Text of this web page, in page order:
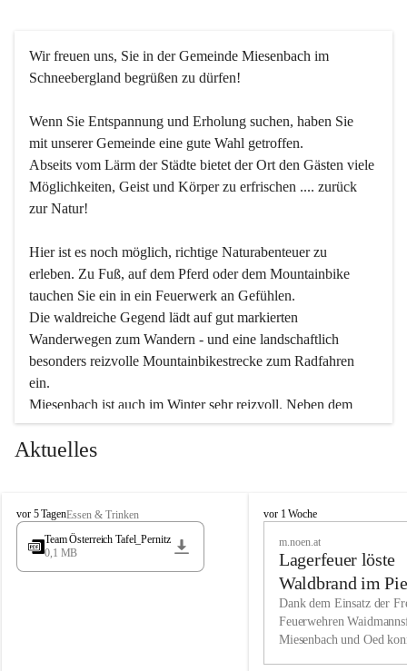
Wir freuen uns, Sie in der Gemeinde Miesenbach im
Schneebergland begrüßen zu dürfen!
Wenn Sie Entspannung und Erholung suchen, haben Sie
mit unserer Gemeinde eine gute Wahl getroffen.
Abseits vom Lärm der Städte bietet der Ort den Gästen viele
Möglichkeiten, Geist und Körper zu erfrischen .... zurück
zur Natur!
Hier ist es noch möglich, richtige Naturabenteuer zu
erleben. Zu Fuß, auf dem Pferd oder dem Mountainbike
tauchen Sie ein in ein Feuerwerk an Gefühlen.
Die waldreiche Gegend lädt auf gut markierten
Wanderwegen zum Wandern - und eine landschaftlich
besonders reizvolle Mountainbikestrecke zum Radfahren
ein.
Miesenbach ist auch im Winter sehr reizvoll. Neben dem
Eisstockschießen gibt es auf dem nahe gelegenen Unterberg
wunderschöne Naturschneepisten, die zum Schifahren oder
vielfältige Angebot unserer Kulturvereine.
Überzeugen Sie sich selbst, dass Sie in Miesenbach sowie
in den Beherbergungsbetrieben, Gaststätten und urigen
Wir kennen Miesenbach als lebens- und liebenswerten Ort.
Tradition und Innovation werden ebenso groß geschrieben
Aktuelles
M
i
s
vor 5 TagenEssen & Trinken
Team Österreich Tafel_Pernitz
0,1 MB
M
h
vor 1 Woche
m.noen.at
Lagerfeuer löste
Waldbrand im
aus
Dank dem Einsatz der
Feuerwehren
Miesenbach und Oed